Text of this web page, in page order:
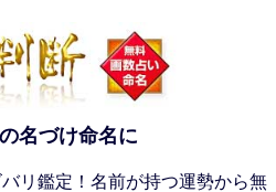
名づけ命名に
リ鑑定！名前が持つ運勢から無